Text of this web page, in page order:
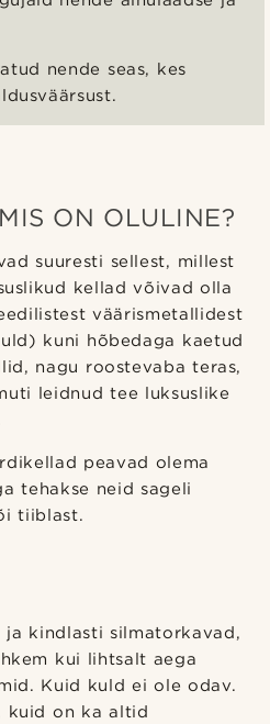
nende seas, kes
ON OLULINE?
suuresti sellest, millest
kellad võivad olla
väärismetallidest
kuni hõbedaga kaetud
nagu roostevaba teras,
leidnud tee luksuslike
peavad olema
tehakse neid sageli
tiiblast.
kindlasti silmatorkavad,
kui lihtsalt aega
Kuid kuld ei ole odav.
kuid on ka altid